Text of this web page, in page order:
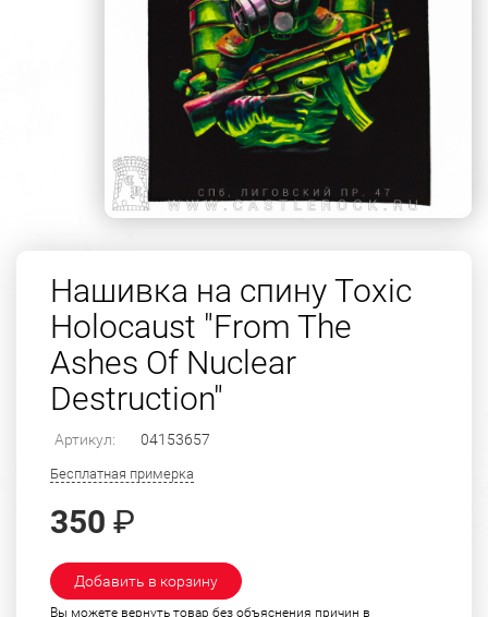
Нашивка на спину Toxic
Holocaust "From The
Ashes Of Nuclear
Destruction"
Артикул: 04153657
Бесплатная примерка
350 ₽
Добавить в корзину
Вы можете вернуть товар без объяснения причин в